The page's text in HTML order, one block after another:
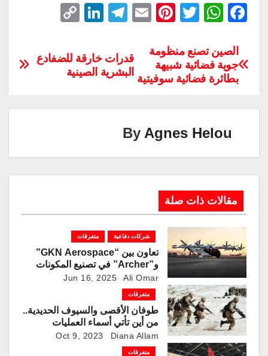
F
c
e
b
o
W
at
s
A
p
T
tt
er
Pi
er
e
st
E
ail
T
e
gr
Li
k
e
p
قدرات خارقة للضفادع
البشرية الصينية
الصين تصنع منظومة
جوية فضائية شبيهة
بطائرة فضائية سوفيتية
By Agnes Helou
مقالات ذات صلة
شركات دفاعية متفرقات
تعاون بين “GKN Aerospace”
و”Archer” في تصنيع المكونات
الأساسية لهيكل طائرة
“Midnight”في بريطانيا
Jun 16, 2025 Ali Omar
متفرقات
طوفان الأقصى والسيوف الحديدية..
من أين تأتي أسماء العمليات
العسكرية وما سرها؟Oct 9, 2023 Diana Allam
متفرقات